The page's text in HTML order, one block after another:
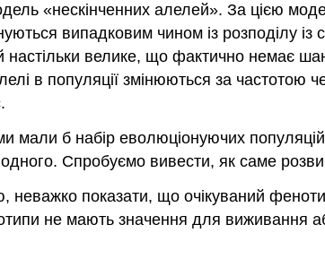
«нескінченних алелей». За цією
випадковим чином із розподілу
велике, що фактично немає
в популяції змінюються за частотою
мали б набір еволюціонуючих
Спробуємо вивести, як саме
показати, що очікуваний фенотип
не мають значення для виживання